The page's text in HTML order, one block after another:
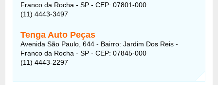
Franco da Rocha - SP - CEP: 07801-000
(11) 4443-3497
Tenga Auto Peças
Avenida São Paulo, 644 - Bairro: Jardim Dos Reis -
Franco da Rocha - SP - CEP: 07845-000
(11) 4443-2297